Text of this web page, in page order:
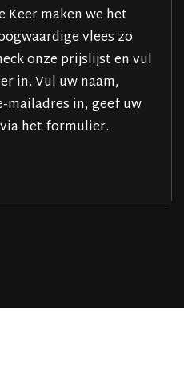
Keer maken we het
vlees zo
onze prijslijst en vul
in. Vul uw naam,
in, geef uw
het formulier.